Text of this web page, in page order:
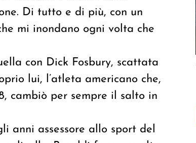
Di tutto e di più, con un
mi inondano ogni volta che
con Dick Fosbury, scattata
lui, l’atleta americano che,
cambiò per sempre il salto in
anni assessore allo sport del